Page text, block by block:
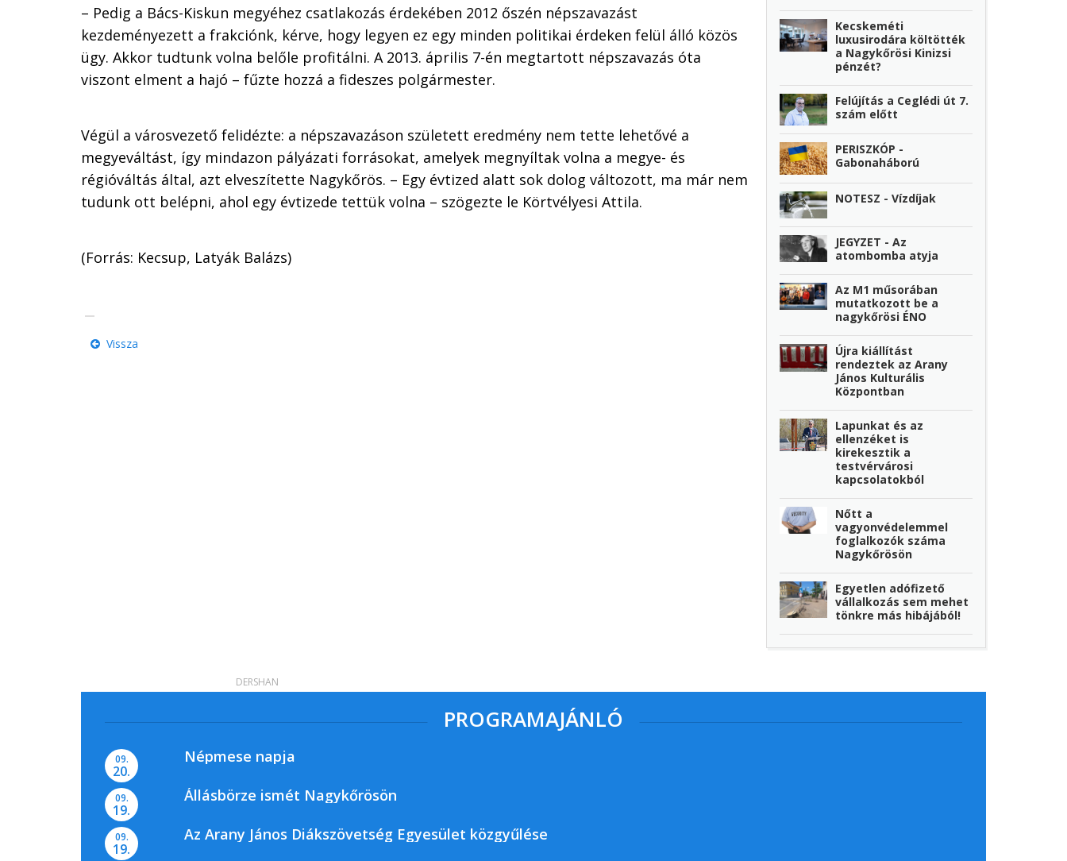
– Pedig a Bács-Kiskun megyéhez csatlakozás érdekében 2012 őszén népszavazást
kezdeményezett a frakciónk, kérve, hogy legyen ez egy minden politikai érdeken felül álló közös
ügy. Akkor tudtunk volna belőle profitálni. A 2013. április 7-én megtartott népszavazás óta
viszont elment a hajó – fűzte hozzá a fideszes polgármester.
Végül a városvezető felidézte: a népszavazáson született eredmény nem tette lehetővé a
megyeváltást, így mindazon pályázati forrásokat, amelyek megnyíltak volna a megye- és
régióváltás által, azt elveszítette Nagykőrös. – Egy évtized alatt sok dolog változott, ma már nem
tudunk ott belépni, ahol egy évtizede tettük volna – szögezte le Körtvélyesi Attila.
(Forrás: Kecsup, Latyák Balázs)
Vissza
Kecskeméti
luxusirodára költötték
a Nagykőrösi Kinizsi
pénzét?
Felújítás a Ceglédi út 7.
szám előtt
PERISZKÓP -
Gabonaháború
NOTESZ - Vízdíjak
JEGYZET - Az
atombomba atyja
Az M1 műsorában
mutatkozott be a
nagykőrösi ÉNO
Újra kiállítást
rendeztek az Arany
János Kulturális
Központban
Lapunkat és az
ellenzéket is
kirekesztik a
testvérvárosi
kapcsolatokból
Nőtt a
vagyonvédelemmel
foglalkozók száma
Nagykőrösön
Egyetlen adófizető
vállalkozás sem mehet
tönkre más hibájából!
PROGRAMAJÁNLÓ
09.
20.
Népmese napja
09.
19.
Állásbörze ismét Nagykőrösön
09.
19.
Az Arany János Diákszövetség Egyesület közgyűlése
DERSHAN